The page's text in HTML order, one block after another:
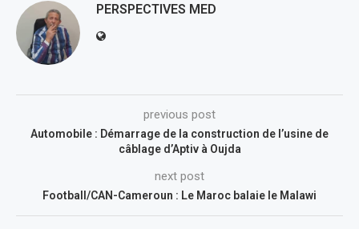
PERSPECTIVES MED
previous post
Automobile : Démarrage de la construction de l’usine de
câblage d’Aptiv à Oujda
next post
Football/CAN-Cameroun : Le Maroc balaie le Malawi